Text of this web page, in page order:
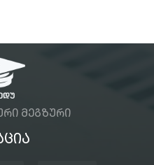
ᲛᲔᲒᲖᲣᲠᲘ